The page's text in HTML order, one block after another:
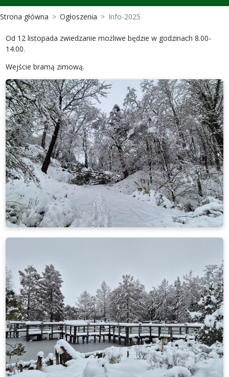
Strona główna Ogłoszenia Info-2025
Od 12 listopada zwiedzanie możliwe będzie w godzinach 8.00-
14.00.
Wejście bramą zimową.